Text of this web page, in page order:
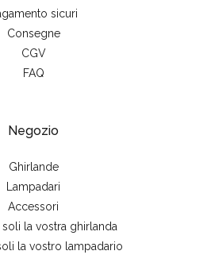
sicuri
Consegne
CGV
FAQ
Negozio
Ghirlande
Lampadari
Accessori
soli la vostra ghirlanda
la vostro lampadario